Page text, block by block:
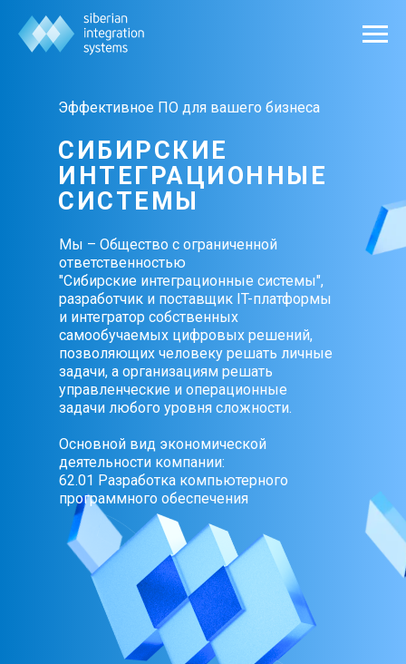
СИБИРСКИЕ
ИНТЕГРАЦИОННЫЕ
СИСТЕМЫ
Мы – Общество с ограниченной
ответственностью
"Сибирские интеграционные системы",
разработчик и поставщик IT-платформы
и интегратор собственных
самообучаемых цифровых решений,
позволяющих человеку решать личные
задачи, а организациям решать
управленческие и операционные
задачи любого уровня сложности.
Основной вид экономической
деятельности компании:
62.01 Разработка компьютерного
программного обеспечения
Эффективное ПО для вашего бизнеса